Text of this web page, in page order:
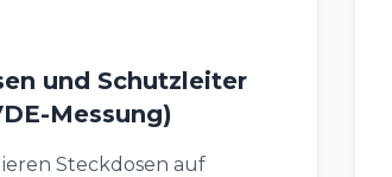
und Schutzleiter
Messung)
Steckdosen auf